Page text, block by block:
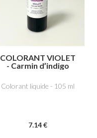
COLORANT VIOLET
- Carmin d’indigo
Colorant liquide - 105 ml
7.14 €